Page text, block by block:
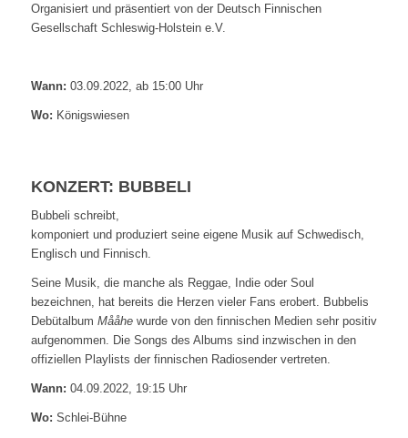
Organisiert und präsentiert von der Deutsch Finnischen
Gesellschaft Schleswig-Holstein e.V.
Wann: 03.09.2022, ab 15:00 Uhr
Wo: Königswiesen
KONZERT: BUBBELI
Bubbeli schreibt,
komponiert und produziert seine eigene Musik auf Schwedisch,
Englisch und Finnisch.
Seine Musik, die manche als Reggae, Indie oder Soul
bezeichnen, hat bereits die Herzen vieler Fans erobert. Bubbelis
Debütalbum Mååhewurde von den finnischen Medien sehr positiv
aufgenommen. Die Songs des Albums sind inzwischen in den
offiziellen Playlists der finnischen Radiosender vertreten.
Wann: 04.09.2022, 19:15 Uhr
Wo: Schlei-Bühne